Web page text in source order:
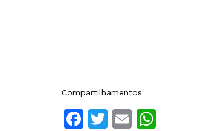
Compartilhamentos
Facebook
Twitter
Email